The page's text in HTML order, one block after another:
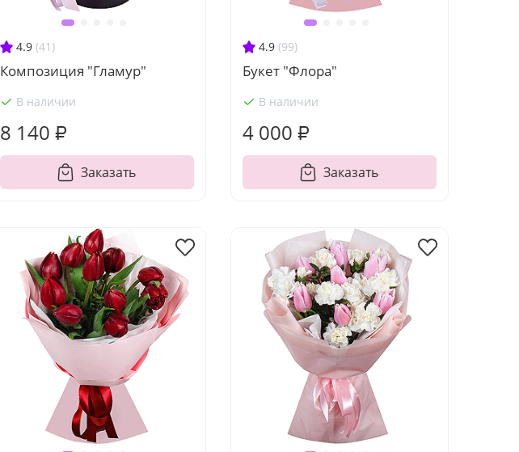
4.9 (41)
Композиция "Гламур"
В наличии
8 140 ₽
Заказать
4.9 (99)
Букет "Флора"
В наличии
4 000 ₽
Заказать